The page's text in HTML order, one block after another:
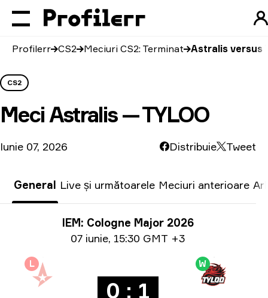
Profilerr CS2 Meciuri CS2: Terminat Astralis versus
CS2
MeciAstralis — TYLOO
Iunie 07, 2026 Distribuie Tweet
General Live și următoarele Meciuri anterioare
Informații despre turneuIEM: Cologne Major 2026
Informații privind date
07 iunie, 15:30 GMT +3
L
0 : 1
W